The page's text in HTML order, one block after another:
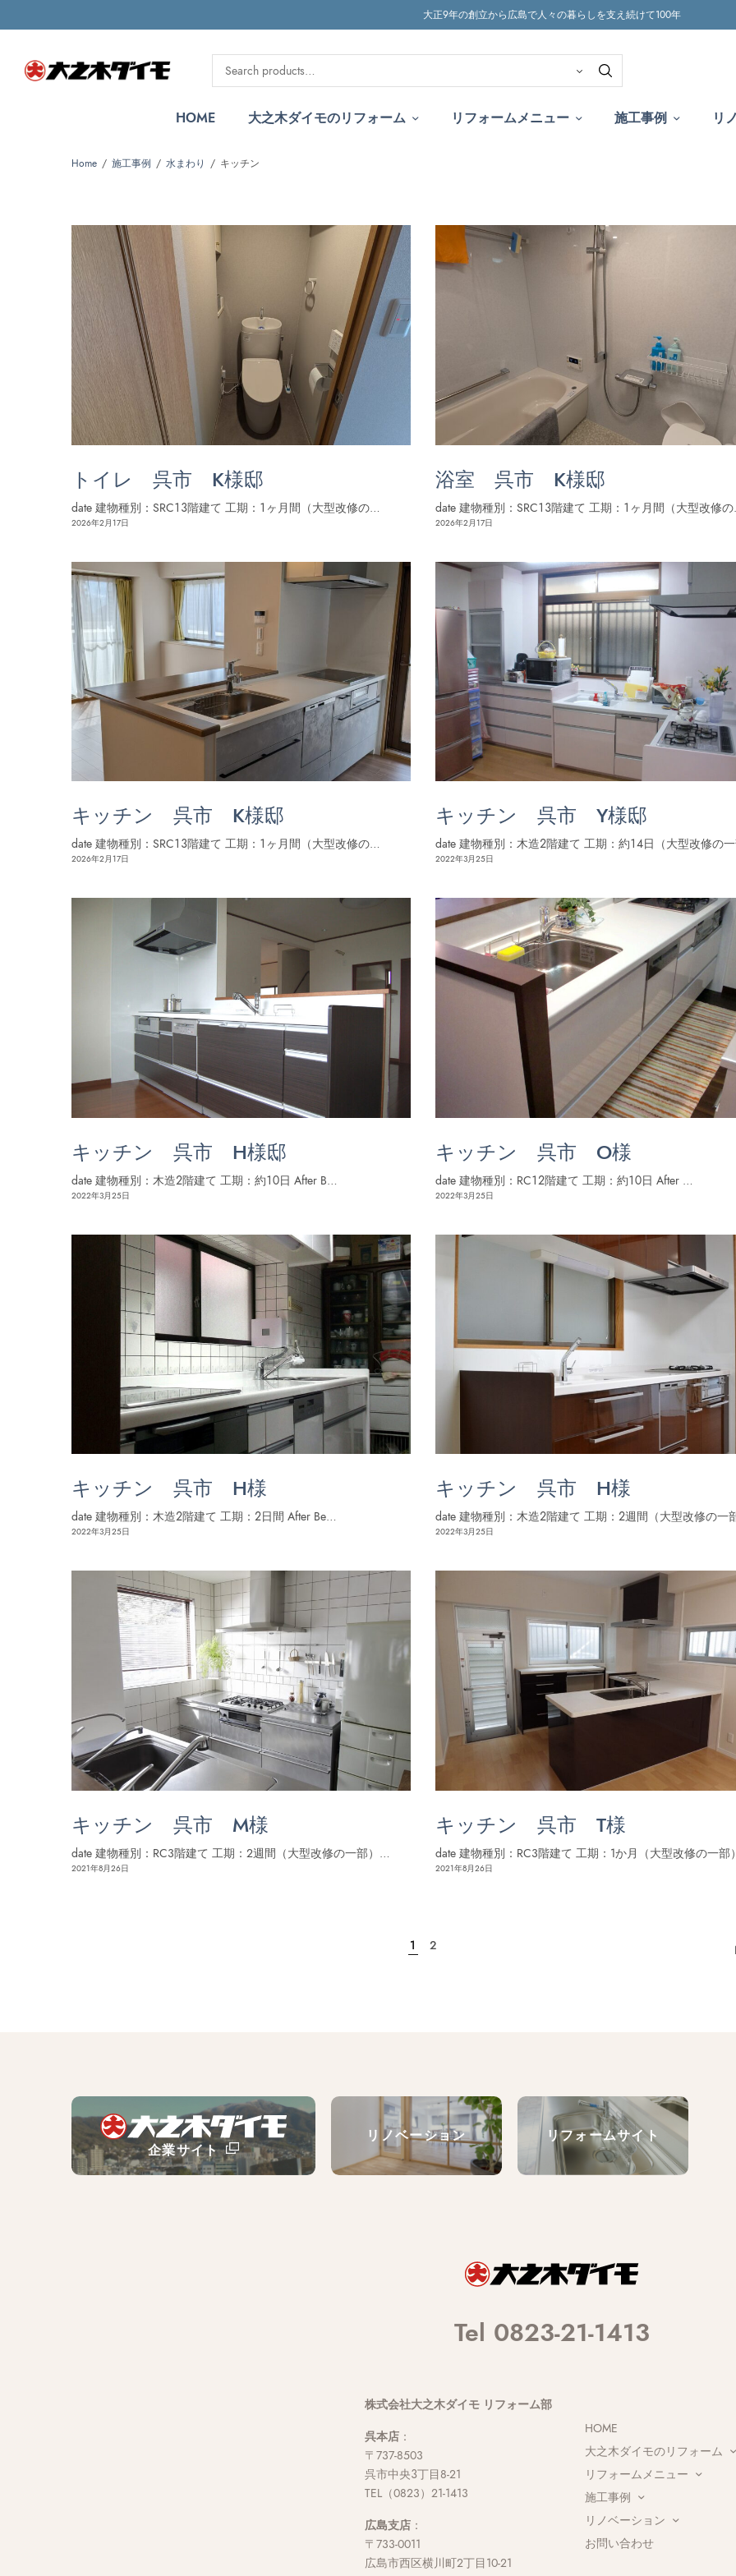
大正9年の創立から広島で人々の暮らしを支え続けて100年
HOME 大之木ダイモのリフォーム リフォームメニュー 施工事例 リ
Home 施工事例 水まわり キッチン
トイレ 呉市 K様邸
date 建物種別：SRC１３階建て 工期：１ヶ月間（大型改修の…
2026年2月17日
浴室 呉市 K様邸
date 建物種別：SRC１３階建て 工期：１ヶ月間（大型改修
2026年2月17日
キッチン 呉市 K様邸
date 建物種別：SRC１３階建て 工期：１ヶ月間（大型改修の…
2026年2月17日
キッチン 呉市 Y様邸
date 建物種別：木造２階建て 工期：約１４日（大型改修の
2022年3月25日
キッチン 呉市 H様邸
date 建物種別：木造２階建て 工期：約１０日 After B…
2022年3月25日
キッチン 呉市 O様
date 建物種別：RC１２階建て 工期：約１０日 After …
2022年3月25日
キッチン 呉市 H様
date 建物種別：木造２階建て 工期：２日間 After Be…
2022年3月25日
キッチン 呉市 H様
date 建物種別：木造２階建て 工期：２週間（大型改修の
2022年3月25日
キッチン 呉市 M様
date 建物種別：RC3階建て 工期：2週間（大型改修の一部）…
2021年8月26日
キッチン 呉市 T様
date 建物種別：RC3階建て 工期：1か月（大型改修の一
2021年8月26日
1 2
企業サイト
リノベーション リフォームサイト
Tel 0823-21-1413
株式会社大之木ダイモ リフォーム部
呉本店：
〒737-8503
呉市中央３丁目8-21
TEL（0823）21-1413
広島支店：
〒733-0011
広島市西区横川町2丁目10-21
HOME
大之木ダイモのリフォーム
リフォームメニュー
施工事例
リノベーション
お問い合わせ